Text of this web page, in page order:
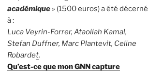
académique » (1500 euros) a été décerné
à :
Luca Veyrin-Forrer, Ataollah Kamal,
Stefan Duffner, Marc Plantevit, Celine
Robardet.
Qu’est-ce que mon GNN capture